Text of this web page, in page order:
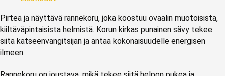
Pirteä ja näyttävä rannekoru, joka koostuu ovaalin muotoisista,
kiiltäväpintaisista helmistä. Korun kirkas punainen sävy tekee
siitä katseenvangitsijan ja antaa kokonaisuudelle energisen
ilmeen.